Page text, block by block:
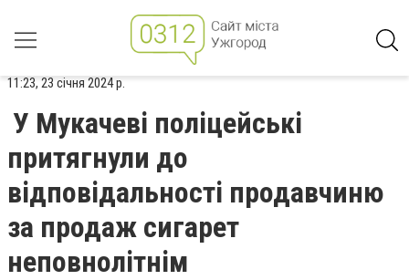
11:23, 23 січня 2024 р.
У Мукачеві поліцейські
притягнули до
відповідальності продавчиню
за продаж сигарет
неповнолітнім